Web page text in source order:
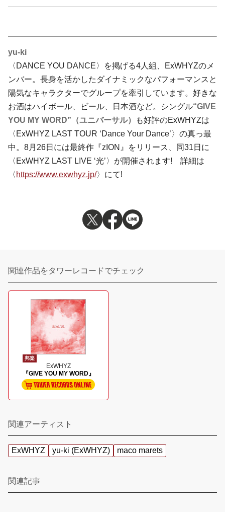
yu-ki
〈DANCE YOU DANCE〉を掲げる4人組、ExWHYZのメ
ンバー。長身を活かしたダイナミックなパフォーマンスと
陽気なキャラクターでグループを牽引しています。好きな
お酒はハイボール、ビール、日本酒など。シングル“GIVE
YOU MY WORD”（ユニバーサル）
も好評のExWHYZは
〈ExWHYZ LAST TOUR ‘Dance Your Dance’〉の真っ最
中。8月26日には最終作『zION』をリリース、同31日に
〈ExWHYZ LAST LIVE ‘光’〉が開催されます! 詳細は
〈 https://www.exwhyz.jp/〉にて!
関連作品をタワーレコードでチェック
邦楽
ExWHYZ
『GIVE YOU MY WORD』
関連アーティスト
ExWHYZ yu-ki (ExWHYZ) maco marets
関連記事